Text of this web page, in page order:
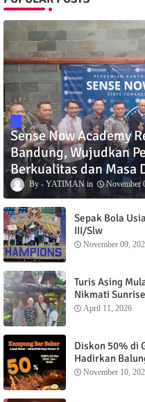
Sense Now Academy
Bandung, Wujudkan
Berkualitas dan Masa
YATIMAN November
Sepak Bola
III/Slw
November 09,
Turis Asing
Nikmati
Menganti
April 11, 2026
Diskon 50% di
Hadirkan
November 10,